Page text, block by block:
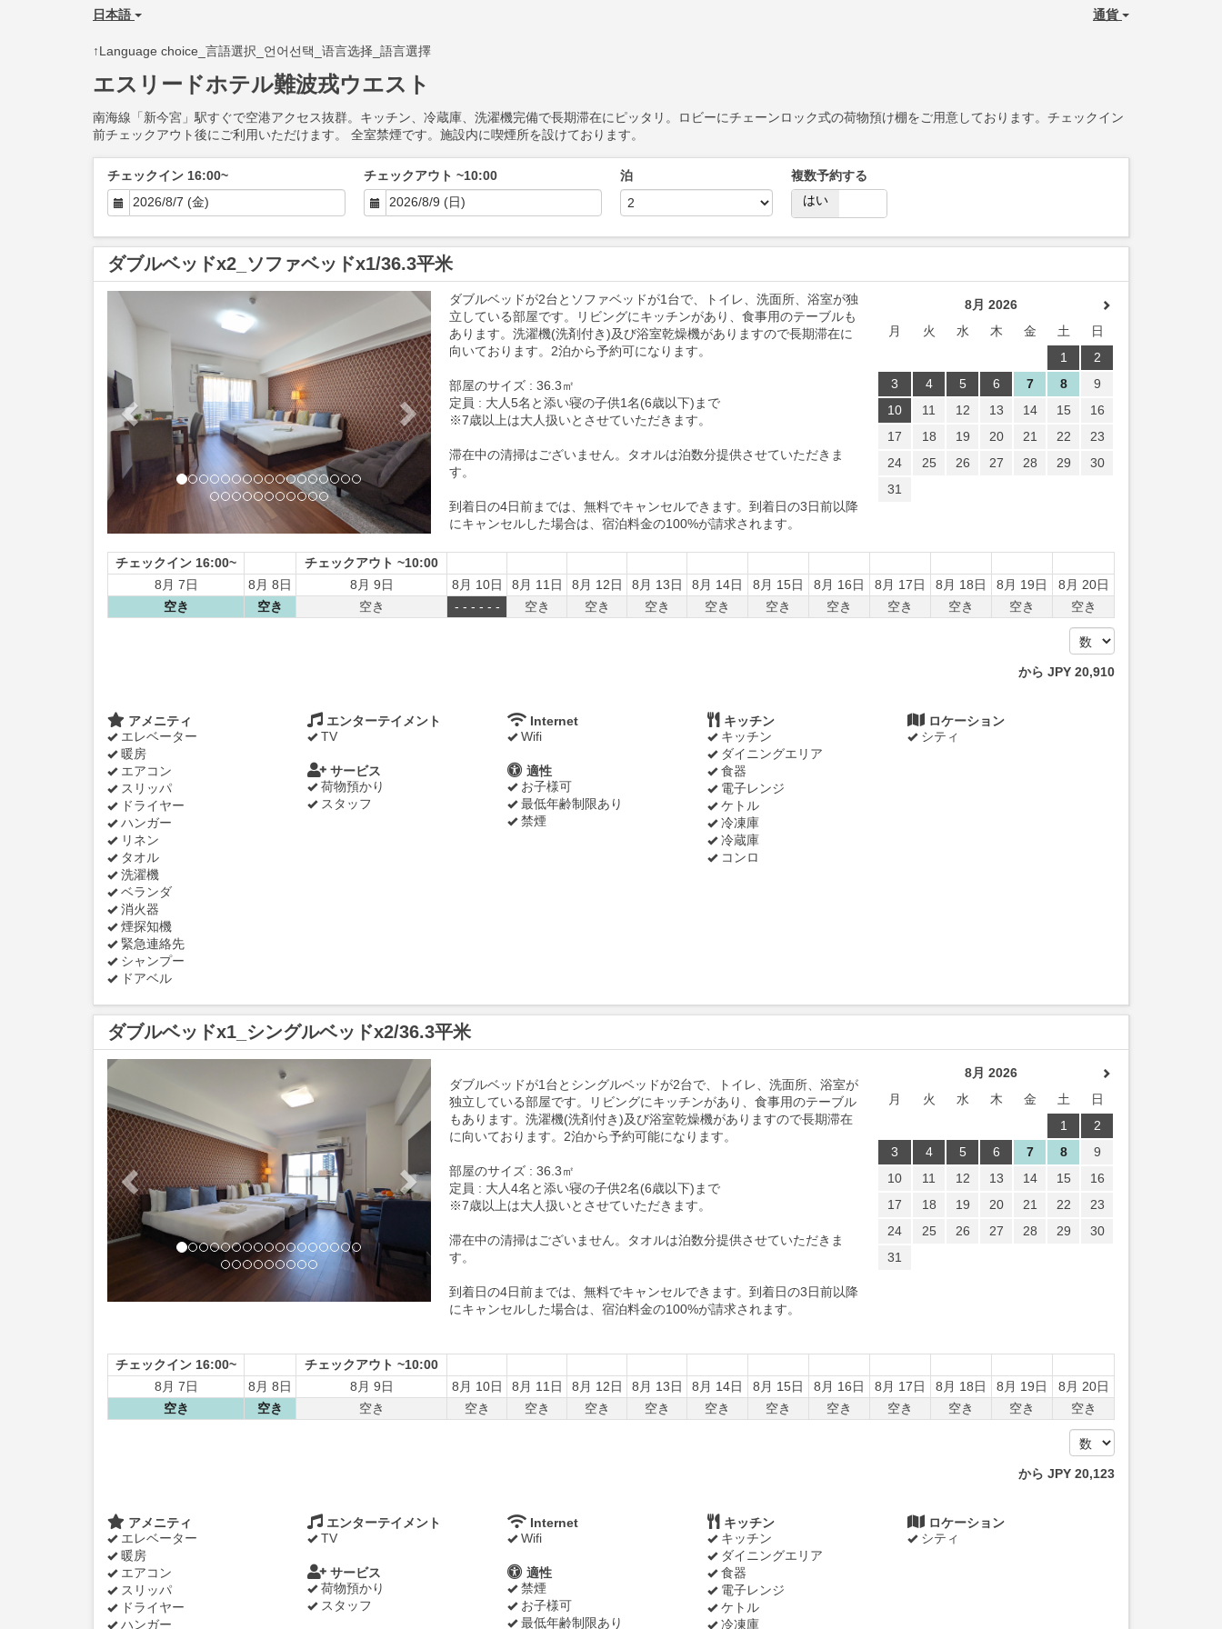
日本語 通貨
↑Language choice_言語選択_언어선택_语言选择_語言選擇
エスリードホテル難波戎ウエスト
南海線「新今宮」駅すぐで空港アクセス抜群。キッチン、冷蔵庫、洗濯機完備で長期滞在にピッタリ。ロビーにチェーンロック式の荷物預け棚をご用意しております。チェックイン
前チェックアウト後にご利用いただけます。 全室禁煙です。施設内に喫煙所を設けております。
チェックイン 16:00~ チェックアウト ~10:00 泊
複数予約する
はい
ダブルベッドx2_ソファベッドx1/36.3平米
Next
ダブルベッドが2台とソファベッドが1台で、トイレ、洗面所、浴室が独
立している部屋です。リビングにキッチンがあり、食事用のテーブルも
あります。洗濯機(洗剤付き)及び浴室乾燥機がありますので長期滞在に
向いております。2泊から予約可になります。
部屋のサイズ : 36.3㎡
定員 : 大人5名と添い寝の子供1名(6歳以下)まで
※7歳以上は大人扱いとさせていただきます。
滞在中の清掃はございません。タオルは泊数分提供させていただきま
す。
到着日の4日前までは、無料でキャンセルできます。到着日の3日前以降
にキャンセルした場合は、宿泊料金の100%が請求されます。
8月 2026
月
火 水 木 金 土
日
1
2
3
4 5 6 7 8
9
10
11 12 13 14 15
16
17
18 19 20 21 22
23
24
25 26 27 28 29
30
31
チェックイン 16:00~
チェックアウト ~10:00
8月 7日
8月 8日 8月 9日 8月 10日 8月 11日 8月 12日 8月 13日 8月 14日 8月 15日 8月 16日 8月 17日 8月 18日 8月 19日
8月 20日
空き
空き 空き - - - - - - 空き 空き 空き 空き 空き 空き 空き 空き 空き 空き
から JPY 20,910
アメニティ
エレベーター
暖房
エアコン
スリッパ
ドライヤー
ハンガー
リネン
タオル
洗濯機
ベランダ
消火器
煙探知機
緊急連絡先
シャンプー
ドアベル
エンターテイメント
TV
Internet
Wifi
キッチン
キッチン
ダイニングエリア
食器
電子レンジ
ケトル
冷凍庫
冷蔵庫
コンロ
ロケーション
シティ
サービス
荷物預かり
スタッフ
適性
お子様可
最低年齢制限あり
禁煙
ダブルベッドx1_シングルベッドx2/36.3平米
Next
ダブルベッドが1台とシングルベッドが2台で、トイレ、洗面所、浴室が
独立している部屋です。リビングにキッチンがあり、食事用のテーブル
もあります。洗濯機(洗剤付き)及び浴室乾燥機がありますので長期滞在
に向いております。2泊から予約可能になります。
部屋のサイズ : 36.3㎡
定員 : 大人4名と添い寝の子供2名(6歳以下)まで
※7歳以上は大人扱いとさせていただきます。
滞在中の清掃はございません。タオルは泊数分提供させていただきま
す。
到着日の4日前までは、無料でキャンセルできます。到着日の3日前以降
にキャンセルした場合は、宿泊料金の100%が請求されます。
8月 2026
月
火 水 木 金 土
日
1
2
3
4 5 6 7 8
9
10
11 12 13 14 15
16
17
18 19 20 21 22
23
24
25 26 27 28 29
30
31
チェックイン 16:00~
チェックアウト ~10:00
8月 7日
8月 8日 8月 9日 8月 10日 8月 11日 8月 12日 8月 13日 8月 14日 8月 15日 8月 16日 8月 17日 8月 18日 8月 19日
8月 20日
空き
空き 空き 空き 空き 空き 空き 空き 空き 空き 空き 空き 空き 空き
から JPY 20,123
アメニティ
エレベーター
暖房
エアコン
スリッパ
ドライヤー
ハンガー
エンターテイメント
TV
Internet
Wifi
キッチン
キッチン
ダイニングエリア
食器
電子レンジ
ケトル
冷凍庫
ロケーション
シティ
サービス
荷物預かり
スタッフ
適性
禁煙
お子様可
最低年齢制限あり